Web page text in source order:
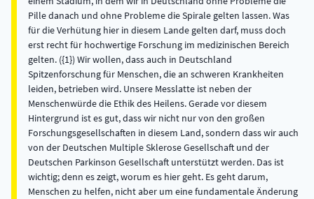
Pille danach und ohne Probleme die Spirale gelten lassen. Was
für die Verhütung hier in diesem Lande gelten darf, muss doch
erst recht für hochwertige Forschung im medizinischen Bereich
gelten. ({1}) Wir wollen, dass auch in Deutschland
Spitzenforschung für Menschen, die an schweren Krankheiten
leiden, betrieben wird. Unsere Messlatte ist neben der
Menschenwürde die Ethik des Heilens. Gerade vor diesem
Hintergrund ist es gut, dass wir nicht nur von den großen
Forschungsgesellschaften in diesem Land, sondern dass wir auch
von der Deutschen Multiple Sklerose Gesellschaft und der
Deutschen Parkinson Gesellschaft unterstützt werden. Das ist
wichtig; denn es zeigt, worum es hier geht. Es geht darum,
Menschen zu helfen, nicht aber um eine fundamentale Änderung